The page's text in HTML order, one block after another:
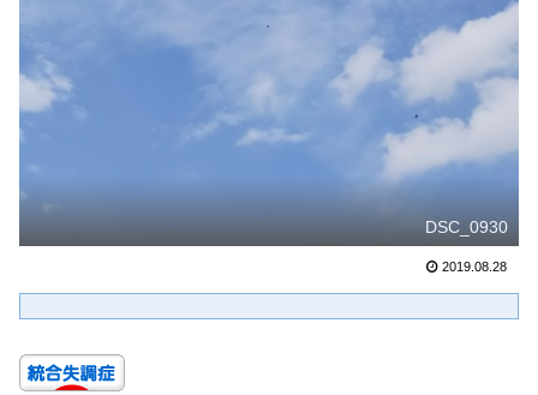
DSC_0930
2019.08.28